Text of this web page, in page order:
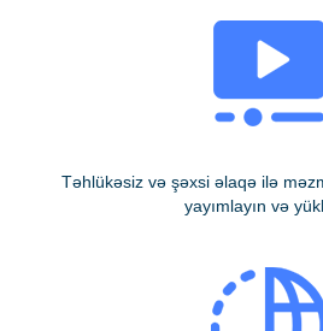
Təhlükəsiz və şəxsi əlaqə ilə
yayımlayın və